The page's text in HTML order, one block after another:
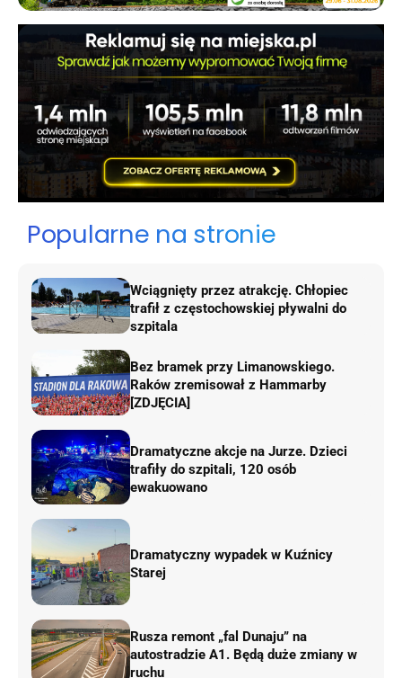
Popularne na stronie
Wciągnięty przez atrakcję. Chłopiec
trafił z częstochowskiej pływalni do
szpitala
Bez bramek przy Limanowskiego.
Raków zremisował z Hammarby
[ZDJĘCIA]
Dramatyczne akcje na Jurze. Dzieci
trafiły do szpitali, 120 osób
ewakuowano
Dramatyczny wypadek w Kuźnicy
Starej
Rusza remont „fal Dunaju” na
autostradzie A1. Będą duże zmiany w
ruchu